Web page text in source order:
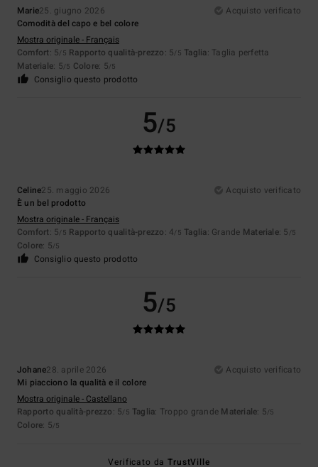
Marie25. giugno 2026
Acquisto verificato
Comodità del capo e bel colore
Mostra originale - Français
Comfort: 5/5 Rapporto qualità-prezzo: 5/5 Taglia: Taglia perfetta
Materiale: 5/5 Colore: 5/5
Consiglio questo prodotto
5/5
Celine25. maggio 2026
Acquisto verificato
È un bel prodotto
Mostra originale - Français
Comfort: 5/5 Rapporto qualità-prezzo: 4/5 Taglia: Grande Materiale: 5 /5
Colore: 5/5
Consiglio questo prodotto
5/5
Johane28. aprile 2026
Acquisto verificato
Mi piacciono la qualità e il colore
Mostra originale - Castellano
Rapporto qualità-prezzo: 5/5 Taglia: Troppo grande Materiale: 5/5
Colore: 5/5
Verificato daTrustVille